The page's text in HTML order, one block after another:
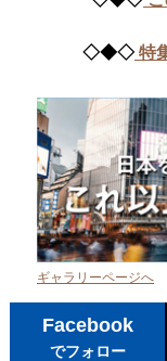
◇◆◇ 特
ギャラリーページへ
Facebook
でフォロー